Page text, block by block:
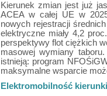
Kierunek zmian jest już
ACEA w całej UE w
nowych rejestracji
elektryczne miały 4,2
perspektywy flot ciężkich
masowej wymiany
istnieją: program
maksymalne wsparcie
Elektromobilność